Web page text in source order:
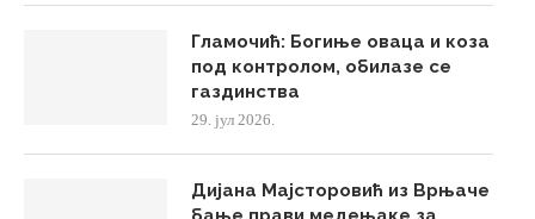
Гламочић: Богиње оваца и коза
под контролом, обилазе се
газдинства
29. јул 2026.
Дијана Мајсторовић из Врњаче